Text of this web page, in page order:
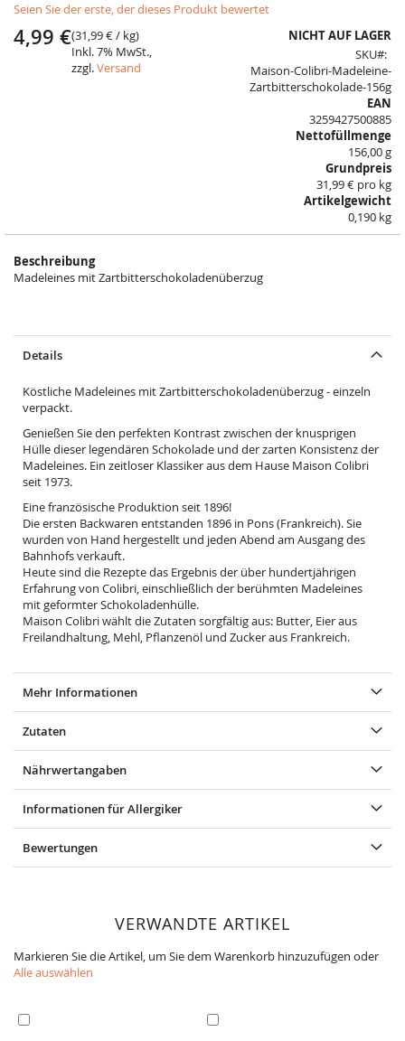
to
the
beginning
Seien Sie der erste, der dieses Produkt bewertet
4,99 €(31,99 €/ kg)
Inkl. 7% MwSt.,
zzgl.Versand
NICHT AUF LAGER
SKU
Maison-Colibri-Madeleine-
Zartbitterschokolade-156g
EAN
3259427500885
Nettofüllmenge
156,00 g
Grundpreis
31,99 € pro kg
Artikelgewicht
0,190 kg
Beschreibung
Madeleines mit Zartbitterschokoladenüberzug
Details
Köstliche Madeleines mit Zartbitterschokoladenüberzug - einzeln
verpackt.
Genießen Sie den perfekten Kontrast zwischen der knusprigen
Hülle dieser legendären Schokolade und der zarten Konsistenz der
Madeleines. Ein zeitloser Klassiker aus dem Hause Maison Colibri
seit 1973.
Eine französische Produktion seit 1896!
Die ersten Backwaren entstanden 1896 in Pons (Frankreich). Sie
wurden von Hand hergestellt und jeden Abend am Ausgang des
Bahnhofs verkauft.
Heute sind die Rezepte das Ergebnis der über hundertjährigen
Erfahrung von Colibri, einschließlich der berühmten Madeleines
mit geformter Schokoladenhülle.
Maison Colibri wählt die Zutaten sorgfältig aus: Butter, Eier aus
Freilandhaltung, Mehl, Pflanzenöl und Zucker aus Frankreich.
Mehr Informationen
Zutaten
Nährwertangaben
Informationen für Allergiker
Bewertungen
VERWANDTE ARTIKEL
Markieren Sie die Artikel, um Sie dem Warenkorb hinzuzufügen oder
Alle auswählen